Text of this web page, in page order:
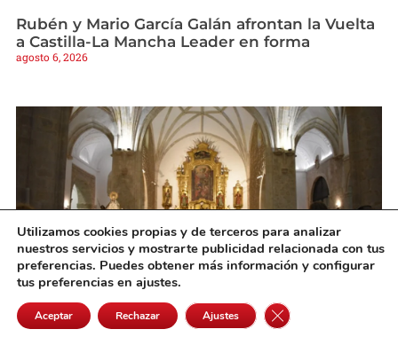
Rubén y Mario García Galán afrontan la Vuelta
a Castilla-La Mancha Leader en forma
agosto 6, 2026
Se inicia con gran participación el novenario
en honor a la Patrona de Quintanar de la
Utilizamos cookies propias y de terceros para analizar
nuestros servicios y mostrarte publicidad relacionada con tus
preferencias. Puedes obtener más información y configurar
tus preferencias en ajustes.
Aceptar Rechazar Ajustes Cerrar el banner de